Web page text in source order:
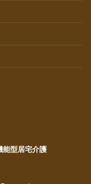
能型居宅介護